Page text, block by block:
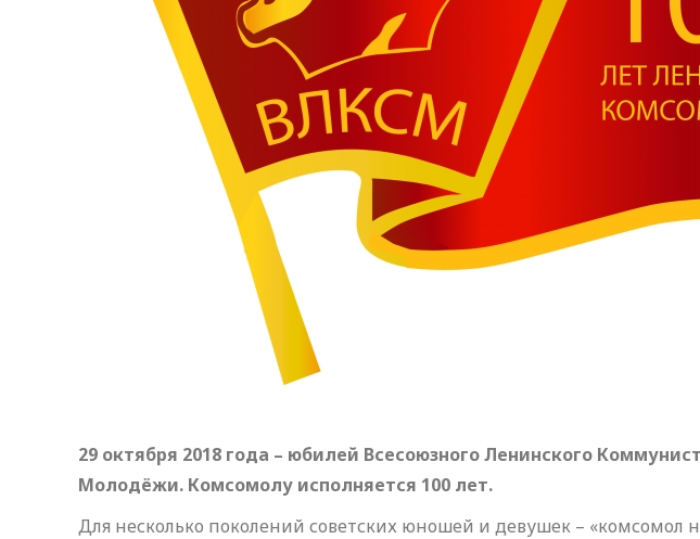
29 октября 2018 года – юбилей Всесоюзного Ленинского
Молодёжи. Комсомолу исполняется 100 лет.
Для несколько поколений советских юношей и девушек – «комсомол